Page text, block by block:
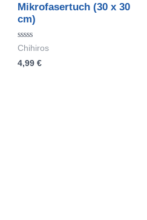
Mikrofasertuch (30 x 30
cm)
Bewertet
0
von
Chihiros
4,99 €